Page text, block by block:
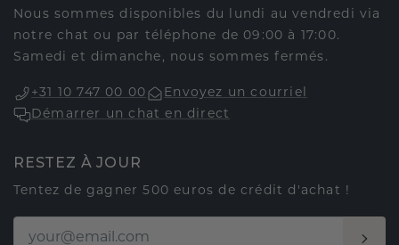
Nous sommes disponibles du lundi au vendredi via
notre chat ou par téléphone de 09:00 à 17:00.
Samedi et dimanche, nous sommes fermés.
+31 10 747 00 00
Envoyez un courriel
Démarrer un chat en direct
RESTEZ À JOUR
Tentez de gagner 500 euros de crédit d'achat !